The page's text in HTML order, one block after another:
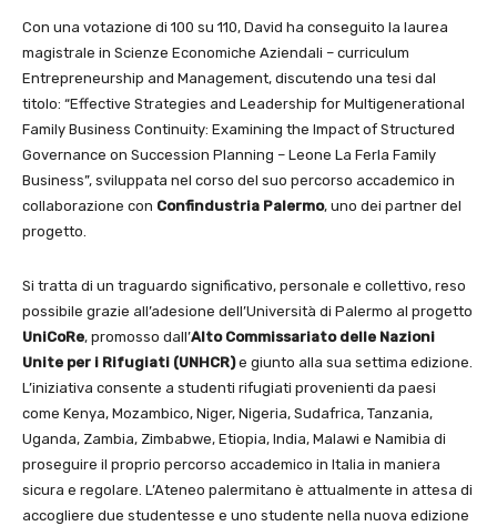
Con una votazione di 100 su 110, David ha conseguito la laurea
magistrale in Scienze Economiche Aziendali – curriculum
Entrepreneurship and Management, discutendo una tesi dal
titolo: “Effective Strategies and Leadership for Multigenerational
Family Business Continuity: Examining the Impact of Structured
Governance on Succession Planning – Leone La Ferla Family
Business”, sviluppata nel corso del suo percorso accademico in
collaborazione con Confindustria Palermo, uno dei partner del
progetto.
Si tratta di un traguardo significativo, personale e collettivo, reso
possibile grazie all’adesione dell’Università di Palermo al progetto
UniCoRe, promosso dall’Alto Commissariato delle Nazioni
Unite per i Rifugiati (UNHCR)e giunto alla sua settima edizione.
L’iniziativa consente a studenti rifugiati provenienti da paesi
come Kenya, Mozambico, Niger, Nigeria, Sudafrica, Tanzania,
Uganda, Zambia, Zimbabwe, Etiopia, India, Malawi e Namibia di
proseguire il proprio percorso accademico in Italia in maniera
sicura e regolare. L’Ateneo palermitano è attualmente in attesa di
accogliere due studentesse e uno studente nella nuova edizione